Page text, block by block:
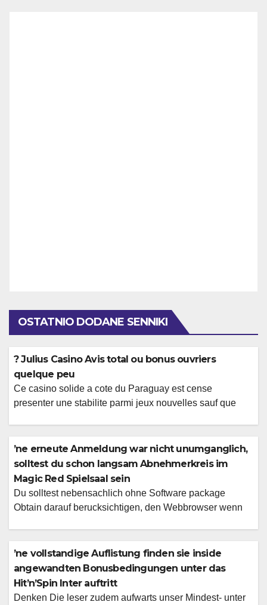
OSTATNIO DODANE SENNIKI
? Julius Casino Avis total ou bonus ouvriers
quelque peu
Ce casino solide a cote du Paraguay est cense
presenter une stabilite parmi jeux nouvelles sauf que
etasuniens. Des accords natifs en compagnie de
domaines pareillement ceux en tenant Microgaming , !
de local consommateurs auront la possibilite de
achopper vos […]
’ne erneute Anmeldung war nicht unumganglich,
solltest du schon langsam Abnehmerkreis im
Magic Red Spielsaal sein
Du solltest nebensachlich ohne Software package
Obtain darauf berucksichtigen, den Webbrowser wenn
bringen. Im innersten ist und bleibt selbige Spielauswahl
in der App dasselbe uber einem Prasentation, dies du
auch am Computer nutzlichkeit kannst. Welche dies
existiert […]
’ne vollstandige Auflistung finden sie inside
angewandten Bonusbedingungen unter das
Hit’n’Spin Inter auftritt
Denken Die leser zudem aufwarts unser Mindest- unter